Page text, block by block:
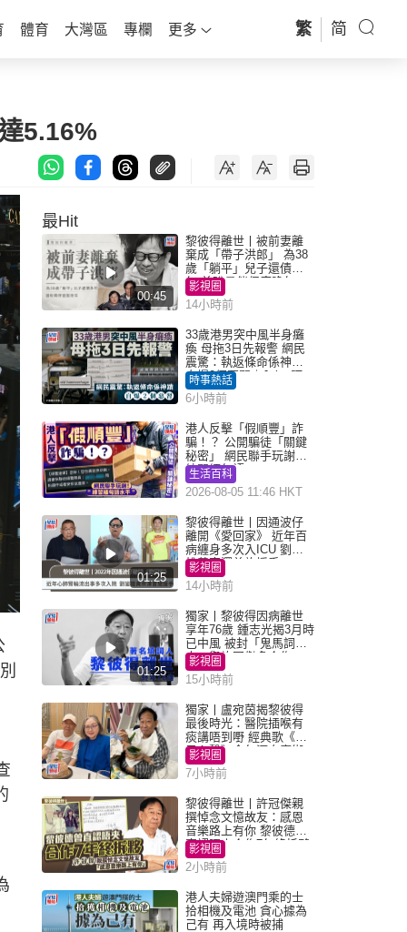
體育 大灣區 專欄 更多 繁 简
5.16%
最Hit
00:45
黎彼得離世丨被前妻離
棄成「帶子洪郎」 為38
歲「躺平」兒子還債多
年 曾盼尋伴侶度晚年
影視圈
14小時前
33歲港男突中風半身癱
瘓 母拖3日先報警 網民
震驚：執返條命係神蹟
自爆2個惡習｜Juicy叮
時事熱話
6小時前
港人反擊「假順豐」詐
騙！？ 公開騙徒「關鍵
秘密」 網民聯手玩謝：
練習緬甸語
生活百科
2026-08-05 11:46 HKT
01:25
黎彼得離世丨因通波仔
離開《愛回家》 近年百
病纏身多次入ICU 劉鑾
雄黃宗澤曾施援手
影視圈
14小時前
01:25
獨家丨黎彼得因病離世
享年76歲 鍾志光揭3月時
已中風 被封「鬼馬詞
人」與許冠傑多合作
影視圈
15小時前
獨家丨盧宛茵揭黎彼得
最後時光：醫院插喉有
痰講唔到嘢 經典歌《浪
子心聲》金句源自廟街
睇相佬
影視圈
7小時前
黎彼得離世丨許冠傑親
撰悼念文憶故友：感恩
音樂路上有你 黎彼德曾
直認唔夾合作7年終拆夥
影視圈
2小時前
港人夫婦遊澳門乘的士
拾相機及電池 貪心據為
己有 再入境時被捕